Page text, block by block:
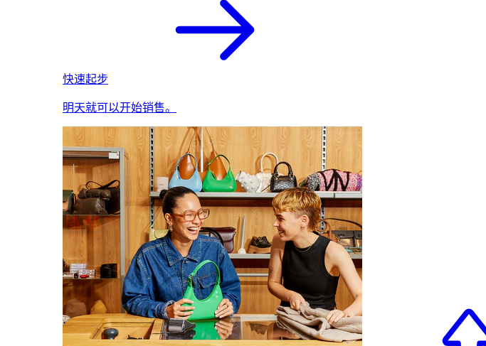
快速起步
明天就可以开始销售。